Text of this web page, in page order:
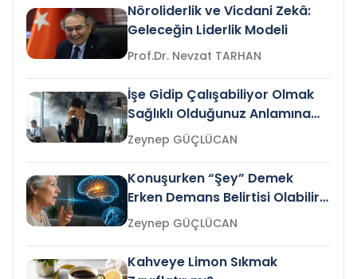
Nöroliderlik ve Vicdani Zekâ:
Geleceğin Liderlik Modeli
Prof.Dr. Nevzat TARHAN
İşe Gidip Çalışabiliyor Olmak
Sağlıklı Olduğunuz Anlamına
Gelir mi?Zeynep GÜÇLÜCAN
Konuşurken “Şey” Demek
Erken Demans Belirtisi Olabilir
mi?
Zeynep GÜÇLÜCAN
Kahveye Limon Sıkmak